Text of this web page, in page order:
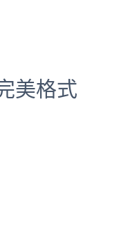
美格式